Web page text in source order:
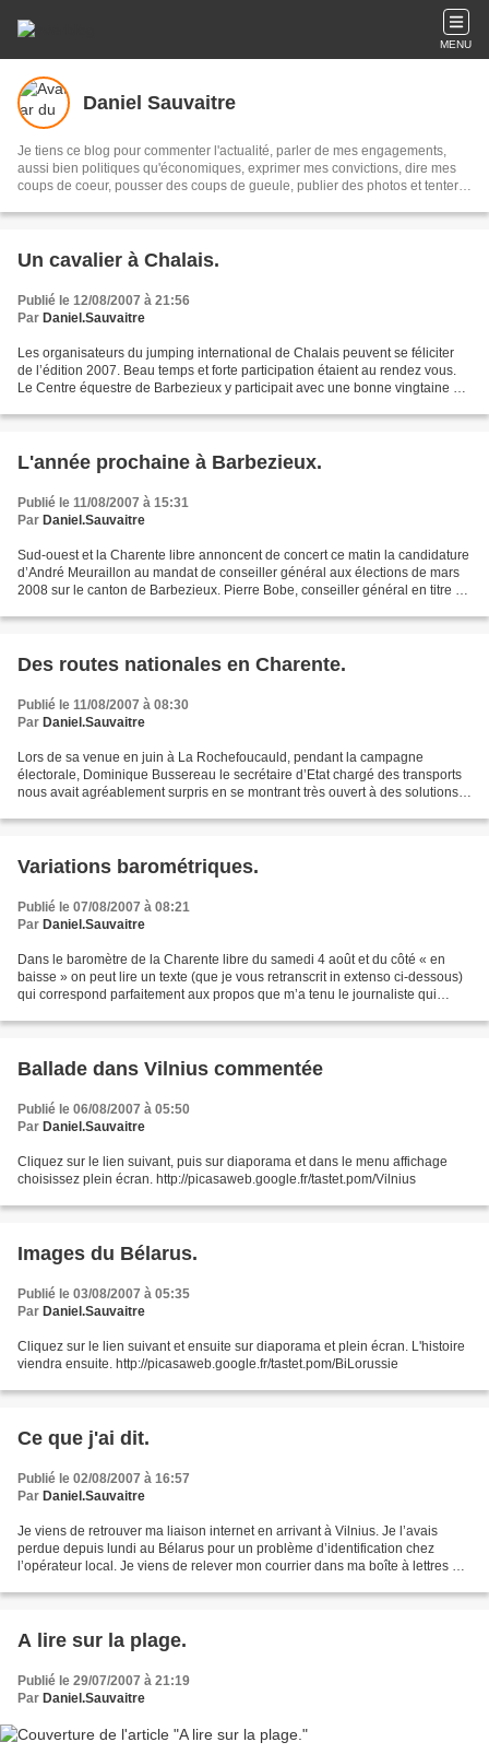
MENU
Daniel Sauvaitre
Je tiens ce blog pour commenter l'actualité, parler de mes engagements,
aussi bien politiques qu'économiques, exprimer mes convictions, dire mes
coups de coeur, pousser des coups de gueule, publier des photos et tenter
Un cavalier à Chalais.
Publié le 12/08/2007 à 21:56
Par Daniel.Sauvaitre
Les organisateurs du jumping international de Chalais peuvent se féliciter
de l’édition 2007. Beau temps et forte participation étaient au rendez vous.
Le Centre équestre de Barbezieux y participait avec une bonne vingtaine de
L'année prochaine à Barbezieux.
Publié le 11/08/2007 à 15:31
Par Daniel.Sauvaitre
Sud-ouest et la Charente libre annoncent de concert ce matin la candidature
d’André Meuraillon au mandat de conseiller général aux élections de mars
2008 sur le canton de Barbezieux. Pierre Bobe, conseiller général en titre («
Des routes nationales en Charente.
Publié le 11/08/2007 à 08:30
Par Daniel.Sauvaitre
Lors de sa venue en juin à La Rochefoucauld, pendant la campagne
électorale, Dominique Bussereau le secrétaire d’Etat chargé des transports
nous avait agréablement surpris en se montrant très ouvert à des solutions
Variations barométriques.
Publié le 07/08/2007 à 08:21
Par Daniel.Sauvaitre
Dans le baromètre de la Charente libre du samedi 4 août et du côté « en
baisse » on peut lire un texte (que je vous retranscrit in extenso ci-dessous)
qui correspond parfaitement aux propos que m’a tenu le journaliste qui
Ballade dans Vilnius commentée
Publié le 06/08/2007 à 05:50
Par Daniel.Sauvaitre
Cliquez sur le lien suivant, puis sur diaporama et dans le menu affichage
choisissez plein écran. http://picasaweb.google.fr/tastet.pom/Vilnius
Images du Bélarus.
Publié le 03/08/2007 à 05:35
Par Daniel.Sauvaitre
Cliquez sur le lien suivant et ensuite sur diaporama et plein écran. L'histoire
viendra ensuite. http://picasaweb.google.fr/tastet.pom/BiLorussie
Ce que j'ai dit.
Publié le 02/08/2007 à 16:57
Par Daniel.Sauvaitre
Je viens de retrouver ma liaison internet en arrivant à Vilnius. Je l’avais
perdue depuis lundi au Bélarus pour un problème d’identification chez
l’opérateur local. Je viens de relever mon courrier dans ma boîte à lettres et
A lire sur la plage.
Publié le 29/07/2007 à 21:19
Par Daniel.Sauvaitre